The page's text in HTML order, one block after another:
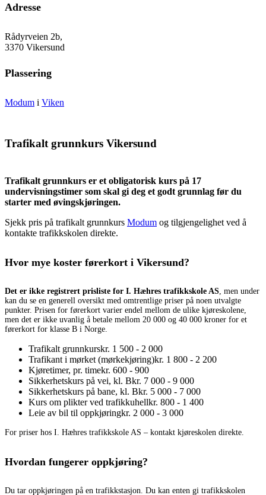
Adresse
Rådyrveien 2b,
3370 Vikersund
Plassering
Modum i Viken
Trafikalt grunnkurs Vikersund
Trafikalt grunnkurs er et obligatorisk kurs på 17
undervisningstimer som skal gi deg et godt grunnlag før du
starter med øvingskjøringen.
Sjekk pris på trafikalt grunnkurs Modum og tilgjengelighet ved å
kontakte trafikkskolen direkte.
Hvor mye koster førerkort i Vikersund?
Det er ikke registrert prisliste for I. Hæhres trafikkskole AS, men under
kan du se en generell oversikt med omtrentlige priser på noen utvalgte
punkter. Prisen for førerkort varier endel mellom de ulike kjøreskolene,
men det er ikke uvanlig å betale mellom 20 000 og 40 000 kroner for et
førerkort for klasse B i Norge.
Trafikalt grunnkurskr. 1 500 - 2 000
Trafikant i mørket (mørkekjøring)kr. 1 800 - 2 200
Kjøretimer, pr. timekr. 600 - 900
Sikkerhetskurs på vei, kl. Bkr. 7 000 - 9 000
Sikkerhetskurs på bane, kl. Bkr. 5 000 - 7 000
Kurs om plikter ved trafikkuhellkr. 800 - 1 400
Leie av bil til oppkjøringkr. 2 000 - 3 000
For priser hos I. Hæhres trafikkskole AS – kontakt kjøreskolen direkte.
Hvordan fungerer oppkjøring?
Du tar oppkjøringen på en trafikkstasjon. Du kan enten gi trafikkskolen